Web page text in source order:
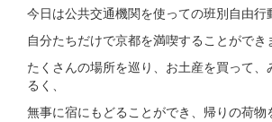
今日は公共交通機関を使っての班別自由行
自分たちだけで京都を満喫することができ
たくさんの場所を巡り、お土産を買って、
るく、
無事に宿にもどることができ、帰りの荷物